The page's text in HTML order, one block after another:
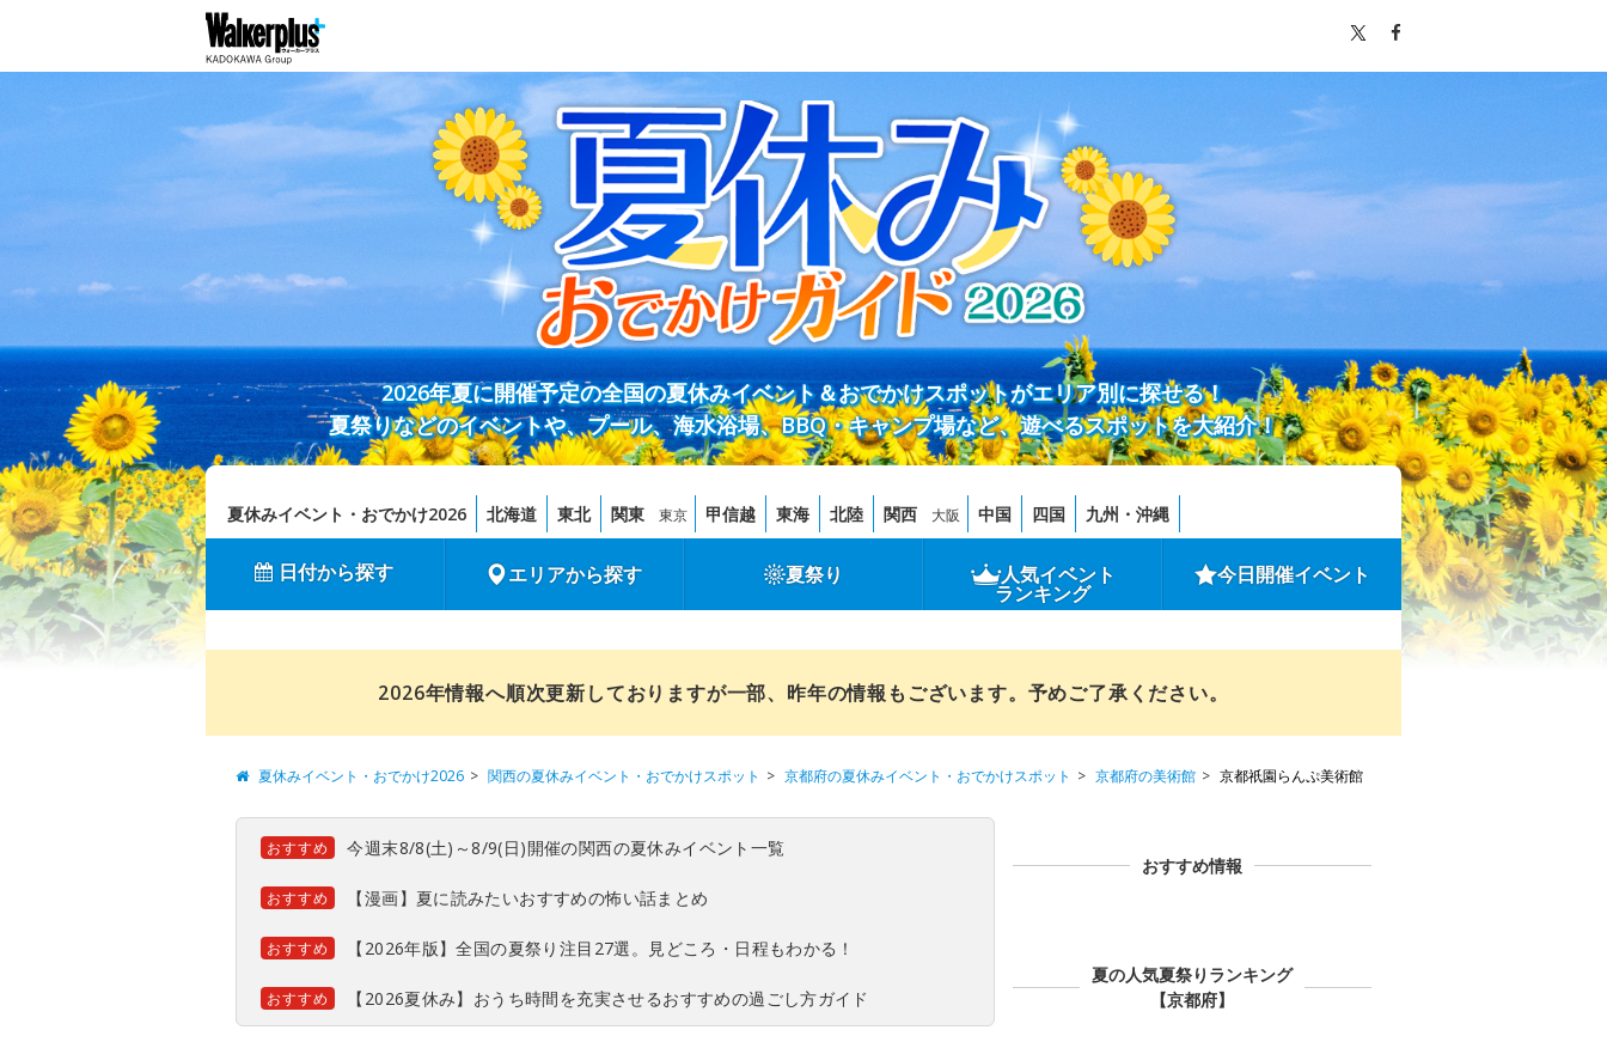
2026年夏に開催予定の全国の夏休みイベント＆おでかけスポットがエリア別に探せる！
夏祭りなどのイベントや、プール、海水浴場、BBQ・キャンプ場など、遊べるスポットを大紹介！
夏休みイベント・おでかけ2026 北海道 東北 関東 東京 甲信越 東海 北陸 関西 大阪 中国 四国 九州・沖縄
日付から探す エリアから探す 夏祭り 人気イベント
ランキング
今日開催イベント
2026年情報へ順次更新しておりますが一部、昨年の情報もございます。予めご了承ください。
夏休みイベント・おでかけ2026 関西の夏休みイベント・おでかけスポット 京都府の夏休みイベント・おでかけスポット 京都府の美術館 京都祇園らんぷ美術館
おすすめ 今週末8/8(土)～8/9(日)開催の関西の夏休みイベント一覧
おすすめ 【漫画】夏に読みたいおすすめの怖い話まとめ
おすすめ 【2026年版】全国の夏祭り注目27選。見どころ・日程もわかる！
おすすめ 【2026夏休み】おうち時間を充実させるおすすめの過ごし方ガイド
おすすめ情報
夏の人気夏祭りランキング
【京都府】